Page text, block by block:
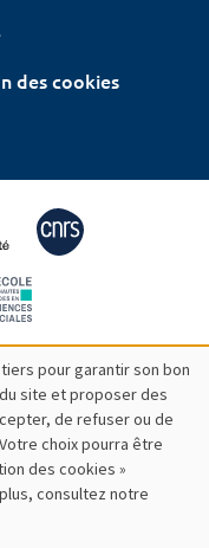
des cookies
pour garantir son bon
site et proposer des
de refuser ou de
choix pourra être
des cookies »
consultez notre